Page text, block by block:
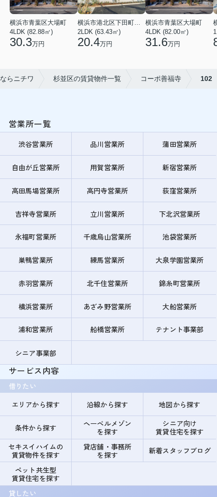
横浜市青葉区大場町
4LDK (82.88㎡)
30.3万円
2LDK (63.43㎡)
20.4万円
横浜市青葉区大場町
4LDK (82.00㎡)
31.6万円
らニチワ 杉並区の賃貸物件一覧 コーポ善福寺 102
営業所一覧
渋谷営業所 品川営業所 蒲田営業所
自由が丘営業所 用賀営業所 新宿営業所
高田馬場営業所 高円寺営業所 荻窪営業所
吉祥寺営業所 立川営業所 下北沢営業所
永福町営業所 千歳烏山営業所 池袋営業所
巣鴨営業所 練馬営業所 大泉学園営業所
赤羽営業所 北千住営業所 錦糸町営業所
横浜営業所 あざみ野営業所 大船営業所
浦和営業所 船橋営業所 テナント事業部
シニア事業部
サービス内容
借りたい
エリアから探す
沿線から探す 地図から探す
条件から探す
ヘーベルメゾン
を探す
シニア向け
賃貸住宅を探す
セキスイハイムの
賃貸物件を探す
貸店舗・事務所
を探す
新着スタッフブログ
ペット共生型
賃貸住宅を探す
貸したい